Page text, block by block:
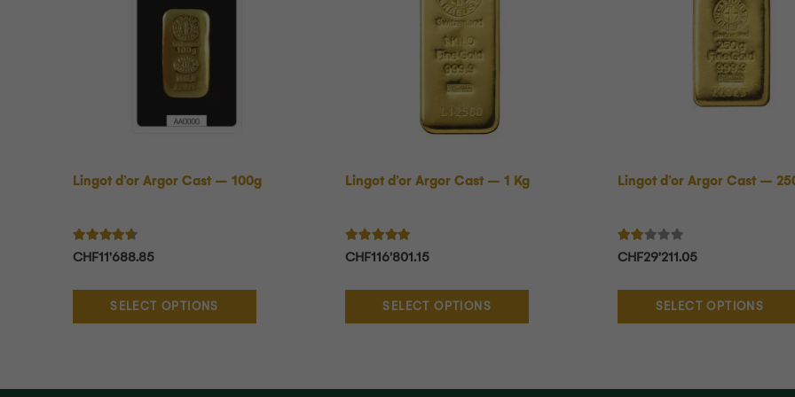
Lingot d’or Argor Cast – 100g
Note4.33 sur 5
CHF11'688.85
SELECT OPTIONS
Lingot d’or Argor Cast – 1 Kg
Note 5.00 sur 5
CHF116'801.15
SELECT OPTIONS
Lingot d’or Argor Cast –
Note2.00 sur 5
CHF29'211.05
SELECT OPTIONS